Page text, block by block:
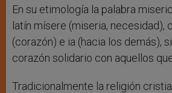
En su etimología la palabra
latín mísere (miseria, necesidad),
(corazón) e ia (hacia los demás),
corazón solidario con aquellos
Tradicionalmente la religión